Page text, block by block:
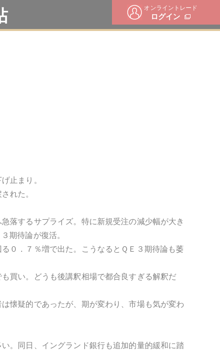
オンライントレード
ログイン
止まり。
れた。
落するサプライズ。特に新規受注の減少幅が大き
期待論が復活。
０．７％増で出た。こうなるとＱＥ３期待論も萎
買い。どうも後講釈相場で都合良すぎる解釈だ
懐疑的であったが、期が変わり、市場も気が変わ
。同日、イングランド銀行も追加的量的緩和に踏